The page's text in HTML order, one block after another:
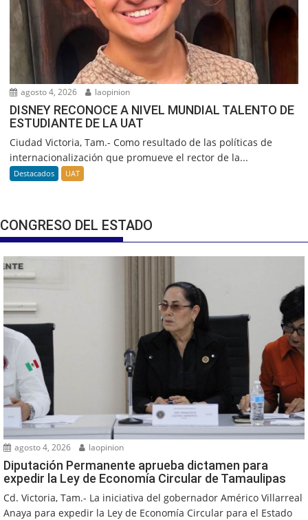
agosto 4, 2026 laopinion
DISNEY RECONOCE A NIVEL MUNDIAL TALENTO DE
ESTUDIANTE DE LA UAT
Ciudad Victoria, Tam.- Como resultado de las políticas de
internacionalización que promueve el rector de la...
Destacados UAT
CONGRESO DEL ESTADO
agosto 4, 2026 laopinion
Diputación Permanente aprueba dictamen para
expedir la Ley de Economía Circular de Tamaulipas
Cd. Victoria, Tam.- La iniciativa del gobernador Américo Villarreal
Anaya para expedir la Ley de Economía Circular para el Estado